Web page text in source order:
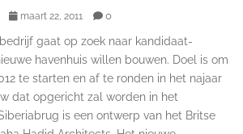
maart 22, 2011 0
gaat op zoek naar kandidaat-
havenhuis willen bouwen. Doel is om
te starten en af te ronden in het najaar
dat opgericht zal worden in het
is een ontwerp van het Britse